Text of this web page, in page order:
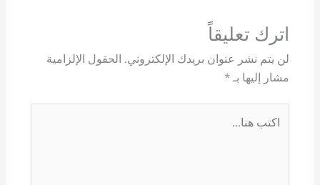
اترك تعليقاً
لن يتم نشر عنوان بريدك الإلكتروني. الحقول الإلزامية
مشار إليها بـ *
هنا...